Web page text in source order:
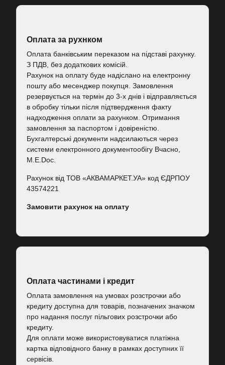
Оплата за рухнком
Оплата банківським переказом на підставі рахунку.
З ПДВ, без додаткових комісій.
Рахунок на оплату буде надіслано на електронну
пошту або месенджер покупця. Замовлення
резервується на термін до 3-х днів і відправляється
в обробку тільки після підтвердження факту
надходження оплати за рахунком. Отримання
замовлення за паспортом і довіреністю.
Бухгалтерські документи надсилаються через
системи електронного документообігу Вчасно,
M.E.Doc.
Рахунок від ТОВ «АКВАМАРКЕТ.УА» код ЄДРПОУ
43574221
Замовити рахунок на оплату
Оплата частинами і кредит
Оплата замовлення на умовах розстрочки або
кредиту доступна для товарів, позначених значком
про надання послуг пільгових розстрочки або
кредиту.
Для оплати може використовуватися платіжна
картка відповідного банку в рамках доступних її
сервісів.